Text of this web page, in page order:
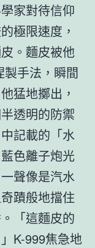
家對待信仰
極限速度，
。麵皮被他
製手法，瞬間
猛地擲出，
透明的防禦
記載的「水
色離子炮光
聲像是汽水
蹟般地擋住
「這麵皮的
K-999焦急地